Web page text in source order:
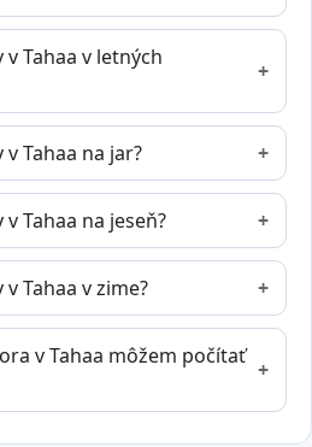
Tahaa v letných
Tahaa na jar?
Tahaa na jeseň?
Tahaa v zime?
v Tahaa môžem počítať